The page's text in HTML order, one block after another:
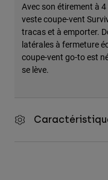
Avec son étirement à
veste coupe-vent
tracas et à emporter.
latérales à fermeture
coupe-vent go-to est
se lève.